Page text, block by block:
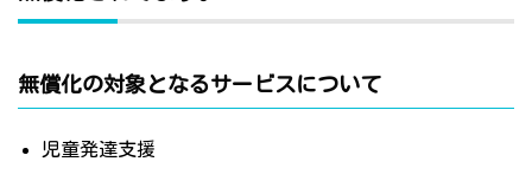
無償化の対象となるサービスについて
児童発達支援